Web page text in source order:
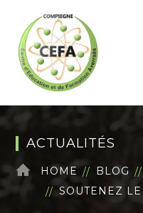
ACTUALITÉS
HOME BLOG
SOUTENEZ